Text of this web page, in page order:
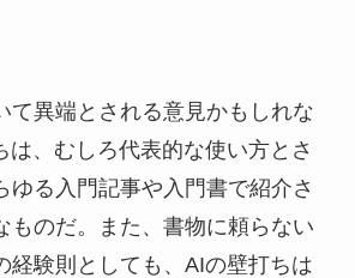
て異端とされる意見かもしれな
は、むしろ代表的な使い方とさ
ゆる入門記事や入門書で紹介さ
ものだ。また、書物に頼らない
経験則としても、AIの壁打ちは